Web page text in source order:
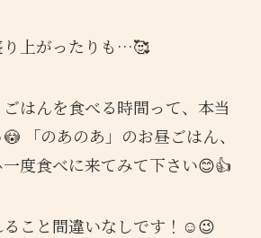
り上がったりも…🥰
はんを食べる時間って、本当
「のあのあ」のお昼ごはん、
度食べに来てみて下さい😊👍
ること間違いなしです！☺️😉